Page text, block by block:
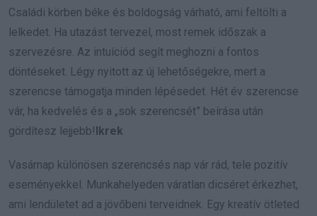
Családi körben béke és boldogság várható, ami feltölti a
lelkedet. Ha utazást tervezel, most remek időszak a
szervezésre. Az intuíciód segít meghozni a fontos
döntéseket. Légy nyitott az új lehetőségekre, mert a
szerencse támogatja minden lépésedet. Hét év szerencse
vár, ha kedvelés és a „sok szerencsét” beírása után
gördítesz lejjebb!Ikrek
Vasárnap különösen szerencsés nap vár rád, tele pozitív
eseményekkel. Munkahelyeden váratlan dicséret érkezhet,
ami lendületet ad a jövőbeni terveidnek. Egy kreatív ötleted